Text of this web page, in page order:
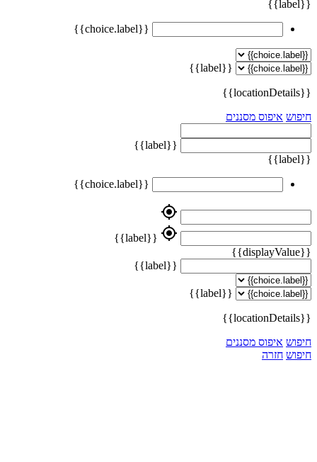
{{label}}
{{choice.label}}
{{label}}
{{locationDetails}}
חיפוש איפוס מסננים
{{label}}
{{label}}
{{choice.label}}
my_location
my_location
{{label}}
{{displayValue}}
{{label}}
{{label}}
{{locationDetails}}
חיפוש איפוס מסננים
חיפוש חזרה